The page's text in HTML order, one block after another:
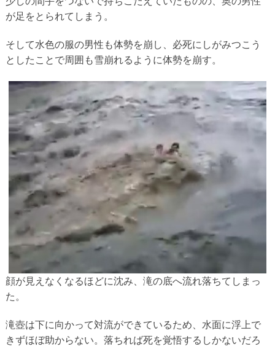
が足をとられてしまう。
そして水色の服の男性も体勢を崩し、必死にしがみつこう
としたことで周囲も雪崩れるように体勢を崩す。
顔が見えなくなるほどに沈み、滝の底へ流れ落ちてしまっ
た。
滝壺は下に向かって対流ができているため、水面に浮上で
きずほぼ助からない。落ちれば死を覚悟するしかないだろ